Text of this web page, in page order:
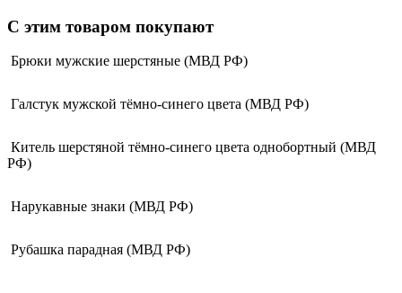
С этим товаром покупают
Брюки мужские шерстяные (МВД РФ)
Галстук мужской тёмно-синего цвета (МВД РФ)
Китель шерстяной тёмно-синего цвета однобортный (МВД
РФ)
Нарукавные знаки (МВД РФ)
Рубашка парадная (МВД РФ)